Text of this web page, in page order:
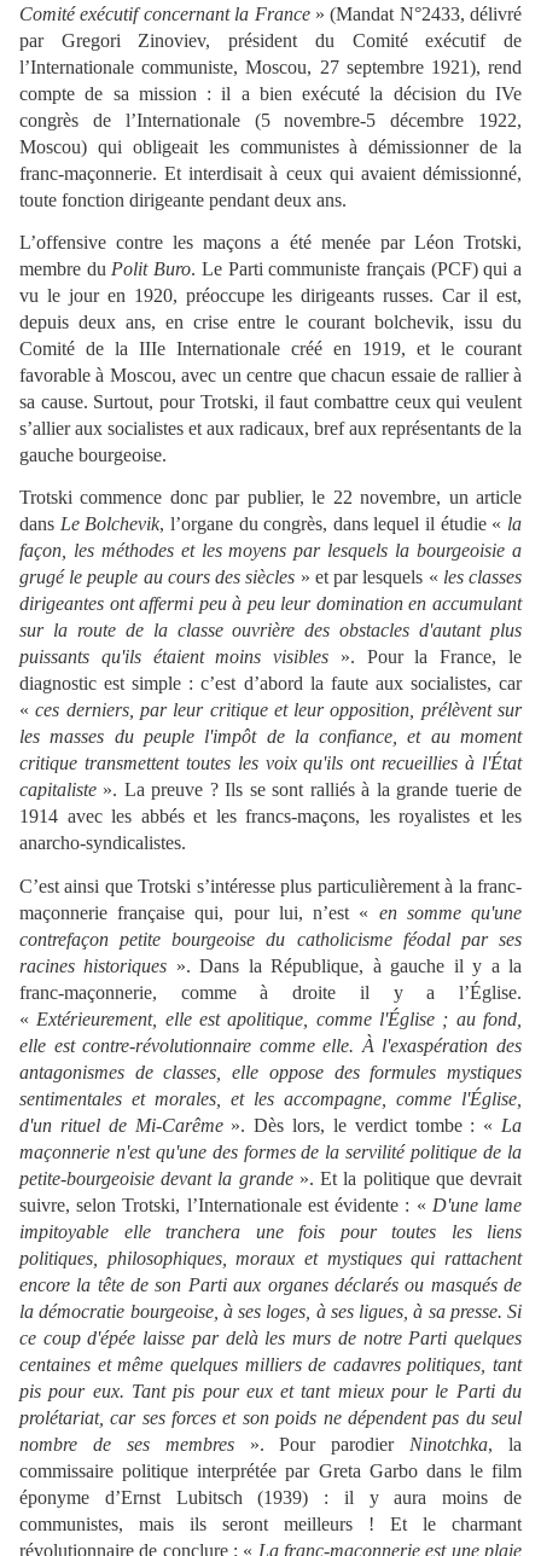
Comité exécutif concernant la France » (Mandat N°2433, délivré
par Gregori Zinoviev, président du Comité exécutif de
l’Internationale communiste, Moscou, 27 septembre 1921), rend
compte de sa mission : il a bien exécuté la décision du IVe
congrès de l’Internationale (5 novembre-5 décembre 1922,
Moscou) qui obligeait les communistes à démissionner de la
franc-maçonnerie. Et interdisait à ceux qui avaient démissionné,
toute fonction dirigeante pendant deux ans.
L’offensive contre les maçons a été menée par Léon Trotski,
membre du Polit Buro. Le Parti communiste français (PCF) qui a
vu le jour en 1920, préoccupe les dirigeants russes. Car il est,
depuis deux ans, en crise entre le courant bolchevik, issu du
Comité de la IIIe Internationale créé en 1919, et le courant
favorable à Moscou, avec un centre que chacun essaie de rallier à
sa cause. Surtout, pour Trotski, il faut combattre ceux qui veulent
s’allier aux socialistes et aux radicaux, bref aux représentants de la
gauche bourgeoise.
Trotski commence donc par publier, le 22 novembre, un article
dans Le Bolchevik, l’organe du congrès, dans lequel il étudie « la
façon, les méthodes et les moyens par lesquels la bourgeoisie a
grugé le peuple au cours des siècles » et par lesquels « les classes
dirigeantes ont affermi peu à peu leur domination en accumulant
sur la route de la classe ouvrière des obstacles d'autant plus
puissants qu'ils étaient moins visibles ». Pour la France, le
diagnostic est simple : c’est d’abord la faute aux socialistes, car
«ces derniers, par leur critique et leur opposition, prélèvent sur
les masses du peuple l'impôt de la confiance, et au moment
critique transmettent toutes les voix qu'ils ont recueillies à l'État
capitaliste ». La preuve ? Ils se sont ralliés à la grande tuerie de
1914 avec les abbés et les francs-maçons, les royalistes et les
anarcho-syndicalistes.
C’est ainsi que Trotski s’intéresse plus particulièrement à la franc-
maçonnerie française qui, pour lui, n’est « en somme qu'une
contrefaçon petite bourgeoise du catholicisme féodal par ses
racines historiques ». Dans la République, à gauche il y a la
franc-maçonnerie, comme à droite il y a l’Église.
« Extérieurement, elle est apolitique, comme l'Église ; au fond,
elle est contre-révolutionnaire comme elle. À l'exaspération des
antagonismes de classes, elle oppose des formules mystiques
sentimentales et morales, et les accompagne, comme l'Église,
d'un rituel de Mi-Carême». Dès lors, le verdict tombe : « La
maçonnerie n'est qu'une des formes de la servilité politique de la
petite-bourgeoisie devant la grande». Et la politique que devrait
suivre, selon Trotski, l’Internationale est évidente : « D'une lame
impitoyable elle tranchera une fois pour toutes les liens
politiques, philosophiques, moraux et mystiques qui rattachent
encore la tête de son Parti aux organes déclarés ou masqués de
la démocratie bourgeoise, à ses loges, à ses ligues, à sa presse. Si
ce coup d'épée laisse par delà les murs de notre Parti quelques
centaines et même quelques milliers de cadavres politiques, tant
pis pour eux. Tant pis pour eux et tant mieux pour le Parti du
prolétariat, car ses forces et son poids ne dépendent pas du seul
nombre de ses membres». Pour parodier Ninotchka, la
commissaire politique interprétée par Greta Garbo dans le film
éponyme d’Ernst Lubitsch (1939) : il y aura moins de
communistes, mais ils seront meilleurs ! Et le charmant
révolutionnaire de conclure : « La franc-maçonnerie est une plaie